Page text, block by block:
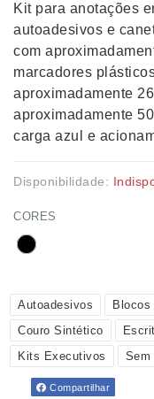
Kit para anotações
autoadesivos e
com
marcadores
aproximadamente
aproximadamente
carga azul e
Disponibilidade:
CORES
Autoadesivos Blocos
Couro Sintético
Kits Executivos
Sem
Compartilhar